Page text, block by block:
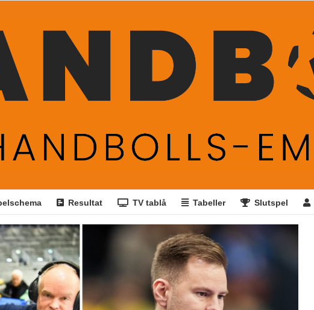
Resultat TV tablå Tabeller Slutspel